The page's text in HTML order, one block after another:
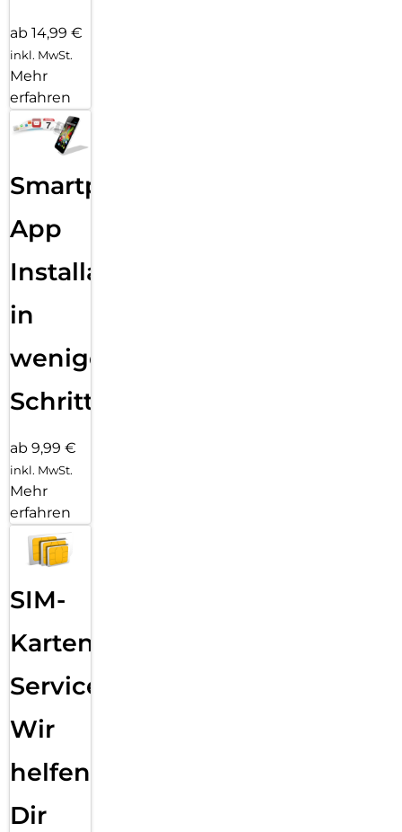
ab 14,99 €
inkl. MwSt.
Mehr
erfahren
Smartphone
App
Installation
in
wenigen
Schritten
ab 9,99 €
inkl. MwSt.
Mehr
erfahren
SIM-
Karten
Service:
Wir
helfen
Dir